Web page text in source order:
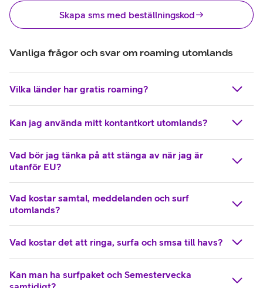
Skapa sms med beställningskod
Vanliga frågor och svar om roaming utomlands
Vilka länder har gratis roaming?
Kan jag använda mitt kontantkort utomlands?
Vad bör jag tänka på att stänga av när jag är
utanför EU?
Vad kostar samtal, meddelanden och surf
utomlands?
Vad kostar det att ringa, surfa och smsa till havs?
Kan man ha surfpaket och Semestervecka